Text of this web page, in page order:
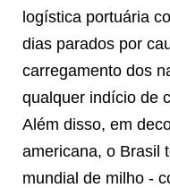
logística portuária
dias parados por
carregamento dos
qualquer indício de
Além disso, em
americana, o Brasil
mundial de milho -